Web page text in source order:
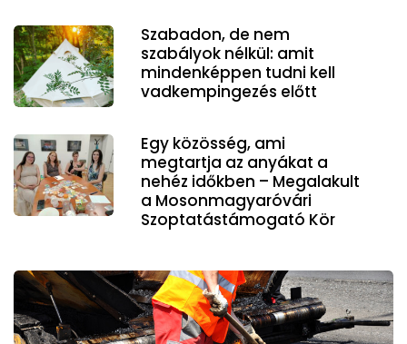
Szabadon, de nem
szabályok nélkül: amit
mindenképpen tudni kell
vadkempingezés előtt
Egy közösség, ami
megtartja az anyákat a
nehéz időkben – Megalakult
a Mosonmagyaróvári
Szoptatástámogató Kör